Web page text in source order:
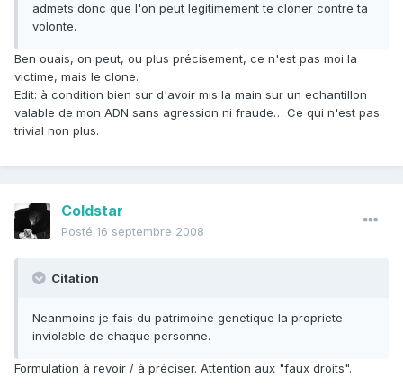
admets donc que l'on peut legitimement te cloner contre ta
volonte.
Ben ouais, on peut, ou plus précisement, ce n'est pas moi la
victime, mais le clone.
Edit: à condition bien sur d'avoir mis la main sur un echantillon
valable de mon ADN sans agression ni fraude… Ce qui n'est pas
trivial non plus.
Coldstar
Posté 16 septembre 2008
Citation
Neanmoins je fais du patrimoine genetique la propriete
inviolable de chaque personne.
Formulation à revoir / à préciser. Attention aux "faux droits".